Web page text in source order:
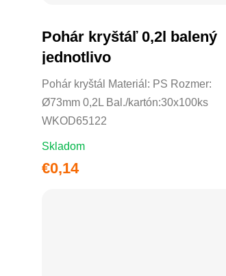
Pohár kryštáľ 0,2l balený
jednotlivo
Pohár kryštál Materiál: PS Rozmer:
Ø73mm 0,2L Bal./kartón:30x100ks
WKOD65122
Skladom
€0,14